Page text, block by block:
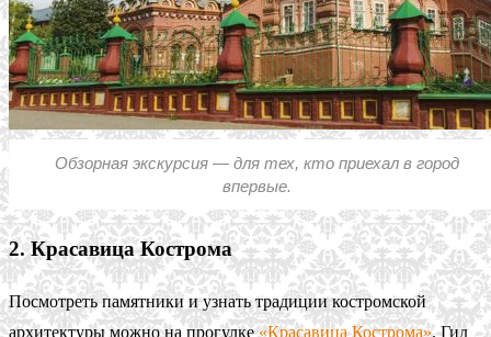
Обзорная экскурсия — для тех, кто приехал в город
впервые.
2. Красавица Кострома
Посмотреть памятники и узнать традиции костромской
архитектуры можно на прогулке«Красавица Кострома». Гид